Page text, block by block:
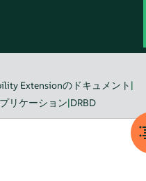
Extensionのドキュメント |
リケーション|DRBD